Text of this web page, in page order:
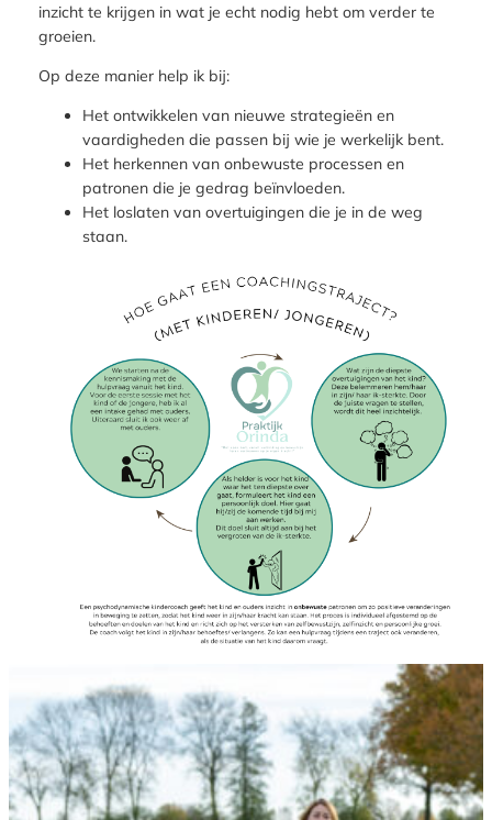
inzicht te krijgen in wat je echt nodig hebt om verder te
groeien.
Op deze manier help ik bij:
Het ontwikkelen van nieuwe strategieën en
vaardigheden die passen bij wie je werkelijk bent.
Het herkennen van onbewuste processen en
patronen die je gedrag beïnvloeden.
Het loslaten van overtuigingen die je in de weg
staan.